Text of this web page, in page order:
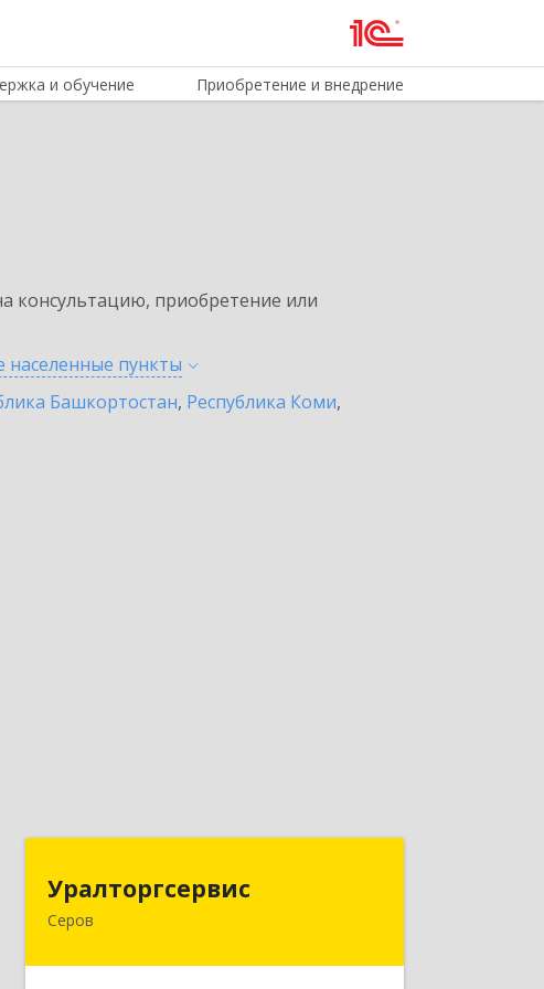
и обучение Приобретение и внедрение
консультацию, приобретение или
населенные пункты
Башкортостан, Республика Коми,
Уралторгсервис
Серов624980, Свердловская обл, Серов г,